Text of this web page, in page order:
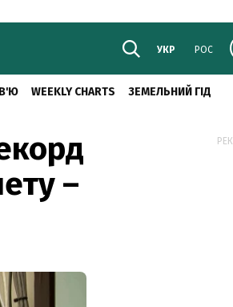
УКР РОС
WEEKLY CHARTS ЗЕМЕЛЬНИЙ ГІД
–